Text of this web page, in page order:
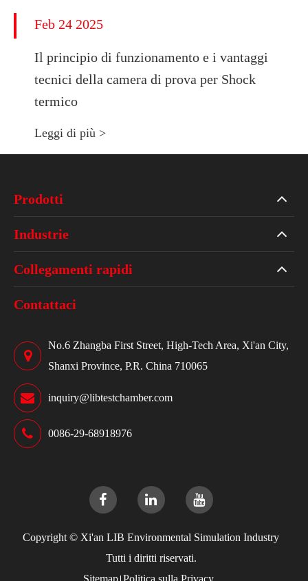
Feb 24 2025
Il principio di funzionamento e i vantaggi
tecnici della camera di prova per Shock
termico
Leggi di più >
Prodotti
Industrie
Collegamenti rapidi
Contattaci
No.6 Zhangba First Street, High-Tech Area, Xi'an City,
Shanxi Province, P.R. China 710065
inquiry@libtestchamber.com
0086-29-68918976
Copyright © Xi'an LIB Environmental Simulation Industry
Tutti i diritti riservati.
Sitemap Politica sulla Privacy